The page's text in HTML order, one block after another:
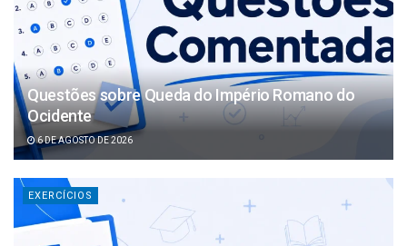
Questões sobre Queda do Império Romano do
Ocidente
6 DE AGOSTO DE 2026
EXERCÍCIOS